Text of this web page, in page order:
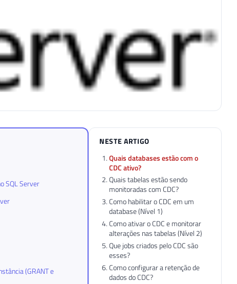
SQL Server
(GRANT e
NESTE ARTIGO
Quais databases estão com o
CDC ativo?
Quais tabelas estão sendo
monitoradas com CDC?
Como habilitar o CDC em um
database (Nível 1)
Como ativar o CDC e monitorar
alterações nas tabelas (Nível 2)
Que jobs criados pelo CDC são
esses?
Como configurar a retenção de
dados do CDC?